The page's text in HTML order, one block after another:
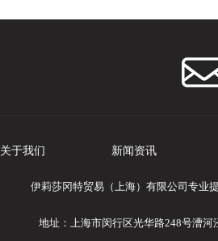
关于我们 新闻资讯
伊莉莎冈特贸易（上海）有限公司专业
地址：上海市闵行区光华路248号漕